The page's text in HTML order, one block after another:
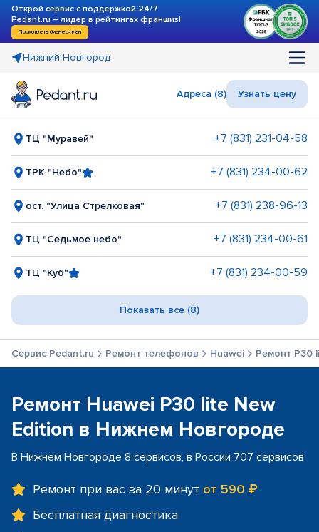
Открой сервис с поддержкой 24/7
Pedant.ru – лидер в рейтингах франшиз!
Посмотреть бизнес-план
Нижний Новгород
Адреса (8) Узнать цену
ТЦ "Муравей" +7 (831) 231-04-58
ТРК "Небо" +7 (831) 234-00-62
ост. "Улица Стрелковая" +7 (831) 238-96-13
ТЦ "Седьмое небо" +7 (831) 234-00-61
ТЦ "Куб" +7 (831) 234-00-59
Показать все (8)
Сервис Pedant.ru Ремонт телефонов Huawei Ремонт P30
Ремонт Huawei P30 lite New
Edition в Нижнем Новгороде
В Нижнем Новгороде 8 сервисов, в России 707 сервисов
Ремонт при вас за 20 минут от 590 ₽
Бесплатная диагностика